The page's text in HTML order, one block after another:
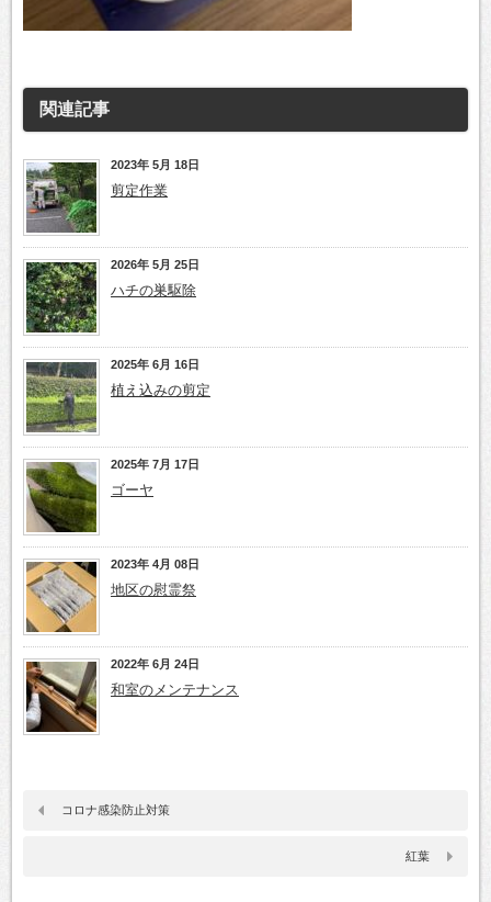
関連記事
2023年 5月 18日
剪定作業
2026年 5月 25日
ハチの巣駆除
2025年 6月 16日
植え込みの剪定
2025年 7月 17日
ゴーヤ
2023年 4月 08日
地区の慰霊祭
2022年 6月 24日
和室のメンテナンス
コロナ感染防止対策
紅葉